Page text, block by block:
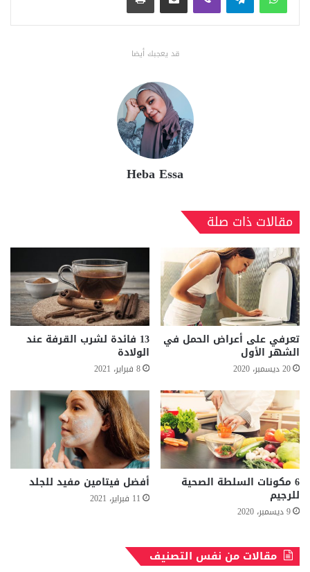
قد يعجبك أيضا
Heba Essa
مقالات ذات صلة
تعرفي على أعراض الحمل في
الشهر الأول
20 ديسمبر، 2020
13 فائدة لشرب القرفة عند
الولادة
8 فبراير، 2021
6 مكونات السلطة الصحية
للرجيم
9 ديسمبر، 2020
أفضل فيتامين مفيد للجلد
11 فبراير، 2021
مقالات من نفس التصنيف